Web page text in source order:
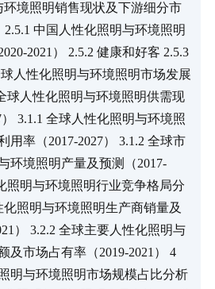
环境照明销售现状及下游细分市
2.5.1 中国人性化照明与环境照明
2021） 2.5.2 健康和好客 2.5.3
人性化照明与环境照明市场发展
球人性化照明与环境照明供需现
3.1.1 全球人性化照明与环境照
用率（2017-2027） 3.1.2 全球市
环境照明产量及预测（2017-
照明与环境照明行业竞争格局分
化照明与环境照明生产商销量及
） 3.2.2 全球主要人性化照明与
及市场占有率（2019-2021） 4
明与环境照明市场规模占比分析